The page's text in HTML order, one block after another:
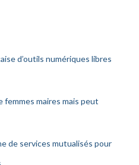
d’outils numériques libres
femmes maires mais peut
de services mutualisés pour